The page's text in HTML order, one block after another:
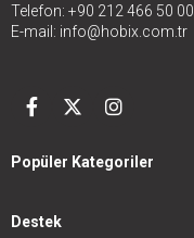
Telefon: +90 212 466 50 00
E-mail: info@hobix.com.tr
Popüler Kategoriler
Destek